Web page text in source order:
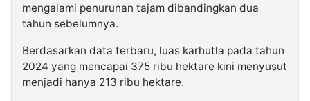
mengalami penurunan tajam dibandingkan dua
tahun sebelumnya.
Berdasarkan data terbaru, luas karhutla pada tahun
2024 yang mencapai 375 ribu hektare kini menyusut
menjadi hanya 213 ribu hektare.